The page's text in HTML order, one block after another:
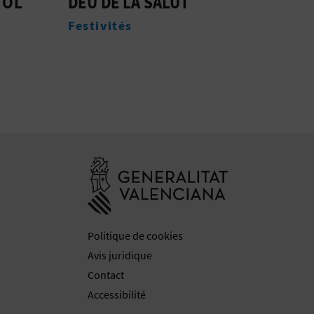
Entreprises de tourisme actif
Politique de cookies
Avis juridique
Contact
Accessibilité